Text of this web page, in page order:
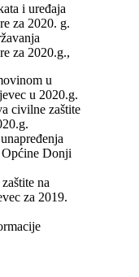
i uređaja
za 2020. g.
za 2020.g.,
u
u 2020.g.
civilne zaštite
Općine Donji
na
za 2019.